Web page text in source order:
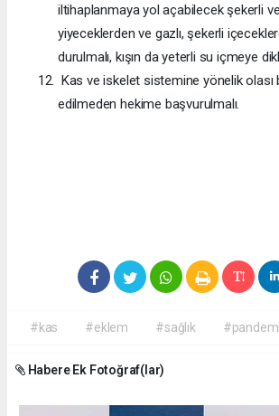
iltihaplanmaya yol açabilecek şekerli
yiyeceklerden ve gazlı, şekerli
durulmalı, kışın da yeterli su içmeye
Kas ve iskelet sistemine yönelik olası
edilmeden hekime başvurulmalı.
#kas #eklem #sağlık #pandemi
Habere Ek Fotoğraf(lar)